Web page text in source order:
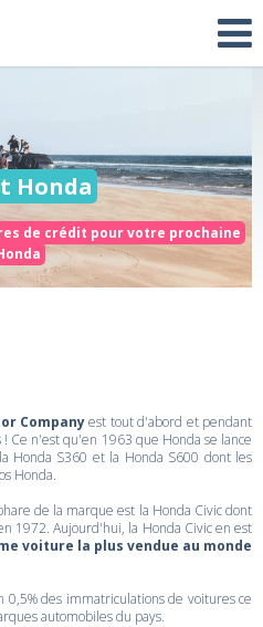
Honda
de crédit pour votre prochaine
Companyest tout d'abord et pendant
Ce n'est qu'en 1963 que Honda se lance
Honda S360 et la Honda S600 dont les
Honda.
de la marque est la Honda Civic dont
1972. Aujourd'hui, la Honda Civic en est
voiture la plus vendue au monde
des immatriculations de voitures ce
automobiles du pays.